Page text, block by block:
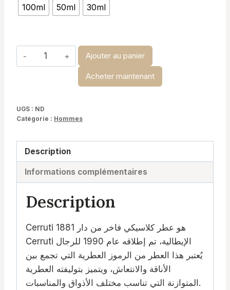
100ml
50ml 30ml
quantité
de
-
homme
Ajouter au panier
Acheter maintenant
UGS : ND
Catégorie : Hommes
Description
Informations complémentaires
Description
Cerruti 1881 هو عطر كلاسيكي فاخر من دار
Cerruti الإيطالية، تم إطلاقه عام 1990 للرجال
يُعتبر هذا العطر من الرموز العطرية التي تجمع بين
الأناقة والانتعاش، ويتميز بتوليفته العطرية
المتوازنة التي تناسب مختلف الأذواق والمناسبات.